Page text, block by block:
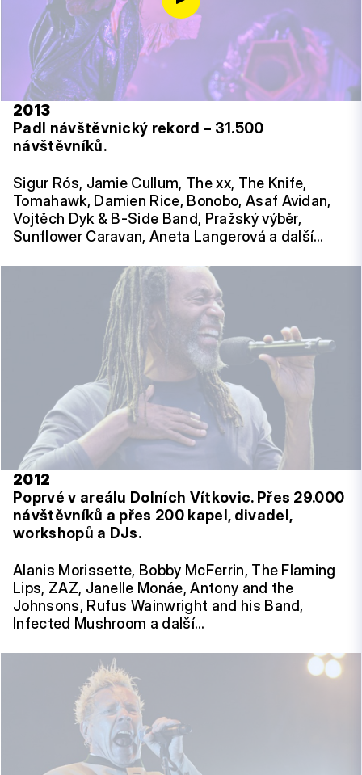
2013
Padl návštěvnický rekord – 31.500
návštěvníků.
Sigur Rós, Jamie Cullum, The xx, The Knife,
Tomahawk, Damien Rice, Bonobo, Asaf Avidan,
Vojtěch Dyk & B-Side Band, Pražský výběr,
Sunflower Caravan, Aneta Langerová a další…
2012
Poprvé v areálu Dolních Vítkovic. Přes 29.000
návštěvníků a přes 200 kapel, divadel,
workshopů a DJs.
Alanis Morissette, Bobby McFerrin, The Flaming
Lips, ZAZ, Janelle Monáe, Antony and the
Johnsons, Rufus Wainwright and his Band,
Infected Mushroom a další…